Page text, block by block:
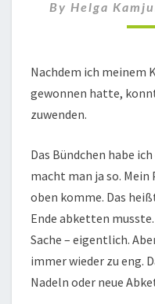
By Helga
Nachdem ich meinem
gewonnen hatte,
zuwenden.
Das Bündchen habe
macht man ja so. Mein
oben komme. Das
Ende abketten
Sache – eigentlich.
immer wieder zu eng.
Nadeln oder neue